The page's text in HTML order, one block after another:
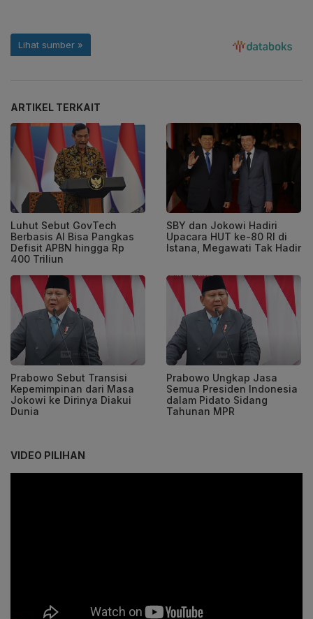
ARTIKEL TERKAIT
Luhut Sebut GovTech
Berbasis AI Bisa Pangkas
Defisit APBN hingga Rp
400 Triliun
SBY dan Jokowi Hadiri
Upacara HUT ke-80 RI di
Istana, Megawati Tak Hadir
Prabowo Sebut Transisi
Kepemimpinan dari Masa
Jokowi ke Dirinya Diakui
Dunia
Prabowo Ungkap Jasa
Semua Presiden Indonesia
dalam Pidato Sidang
Tahunan MPR
VIDEO PILIHAN